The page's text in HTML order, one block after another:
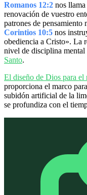
Romanos 12:2 nos
renovación de vuestro
patrones de pensamiento
Corintios 10:5 nos
obediencia a Cristo». La
nivel de disciplina
Santo.
El diseño de Dios para el
proporciona el marco
subidón artificial de la
se profundiza con el